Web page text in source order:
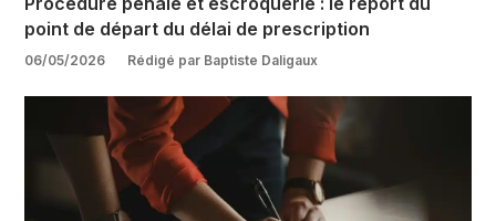
point de départ du délai de prescription
06/05/2026 Rédigé par Baptiste Daligaux